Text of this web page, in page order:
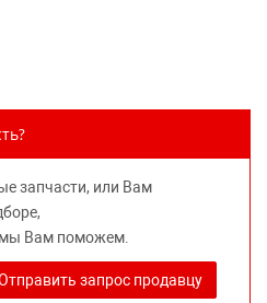
частей для
товарных знаков.
покупателю необходимую и
товаре, предлагаемом к
возможность их правильного
(изготовителя) Законом
запчасти, или Вам
мы Вам поможем.
запрос продавцу